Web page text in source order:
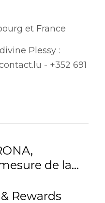
et France
Plessy :
- +352 691
de la...
Rewards